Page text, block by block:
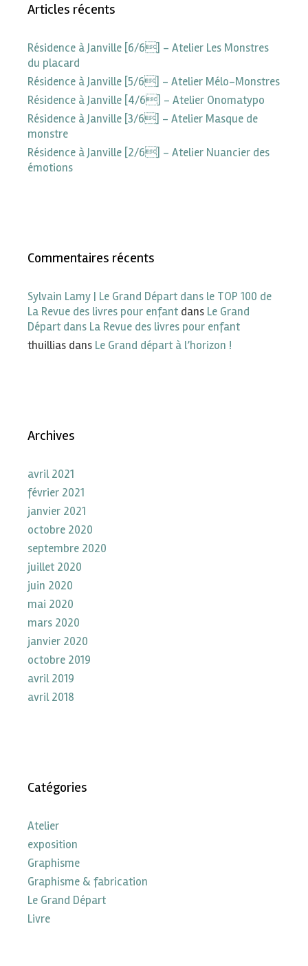
Articles récents
Résidence à Janville [6/6] – Atelier Les Monstres
du placard
Résidence à Janville [5/6] – Atelier Mélo-Monstres
Résidence à Janville [4/6] – Atelier Onomatypo
Résidence à Janville [3/6] – Atelier Masque de
monstre
Résidence à Janville [2/6] – Atelier Nuancier des
émotions
Commentaires récents
Sylvain Lamy | Le Grand Départ dans le TOP 100 de
La Revue des livres pour enfant dans Le Grand
Départ dans La Revue des livres pour enfant
thuillias dans Le Grand départ à l’horizon !
Archives
avril 2021
février 2021
janvier 2021
octobre 2020
septembre 2020
juillet 2020
juin 2020
mai 2020
mars 2020
janvier 2020
octobre 2019
avril 2019
avril 2018
Catégories
Atelier
exposition
Graphisme
Graphisme & fabrication
Le Grand Départ
Livre